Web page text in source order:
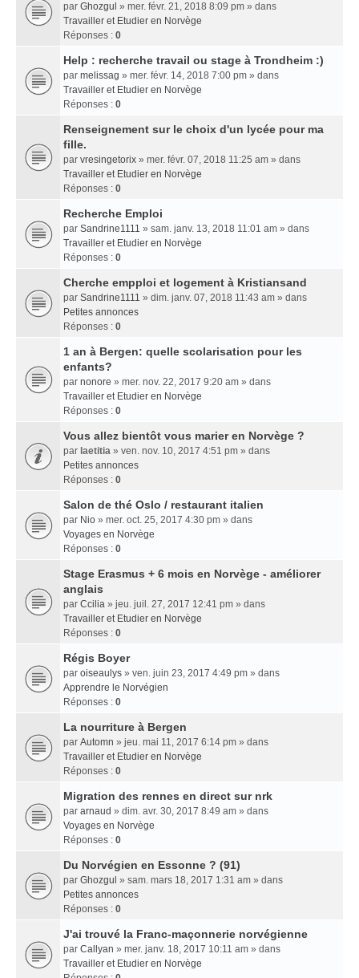
par Ghozgul » mer. févr. 21, 2018 8:09 pm » dans
Travailler et Etudier en Norvège
Réponses : 0
Help : recherche travail ou stage à Trondheim :)
par melissag » mer. févr. 14, 2018 7:00 pm » dans
Travailler et Etudier en Norvège
Réponses : 0
Renseignement sur le choix d'un lycée pour ma
fille.
par vresingetorix » mer. févr. 07, 2018 11:25 am » dans
Travailler et Etudier en Norvège
Réponses : 0
Recherche Emploi
par Sandrine1111 » sam. janv. 13, 2018 11:01 am » dans
Travailler et Etudier en Norvège
Réponses : 0
Cherche empploi et logement à Kristiansand
par Sandrine1111 » dim. janv. 07, 2018 11:43 am » dans
Petites annonces
Réponses : 0
1 an à Bergen: quelle scolarisation pour les
enfants?
par nonore » mer. nov. 22, 2017 9:20 am » dans
Travailler et Etudier en Norvège
Réponses : 0
Vous allez bientôt vous marier en Norvège ?
par laetitia » ven. nov. 10, 2017 4:51 pm » dans
Petites annonces
Réponses : 0
Salon de thé Oslo / restaurant italien
par Nio » mer. oct. 25, 2017 4:30 pm » dans
Voyages en Norvège
Réponses : 0
Stage Erasmus + 6 mois en Norvège - améliorer
anglais
par Ccilia » jeu. juil. 27, 2017 12:41 pm » dans
Travailler et Etudier en Norvège
Réponses : 0
Régis Boyer
par oiseaulys » ven. juin 23, 2017 4:49 pm » dans
Apprendre le Norvégien
Réponses : 0
La nourriture à Bergen
par Automn » jeu. mai 11, 2017 6:14 pm » dans
Travailler et Etudier en Norvège
Réponses : 0
Migration des rennes en direct sur nrk
par arnaud » dim. avr. 30, 2017 8:49 am » dans
Voyages en Norvège
Réponses : 0
Du Norvégien en Essonne ? (91)
par Ghozgul » sam. mars 18, 2017 1:31 am » dans
Petites annonces
Réponses : 0
J'ai trouvé la Franc-maçonnerie norvégienne
par Callyan » mer. janv. 18, 2017 10:11 am » dans
Travailler et Etudier en Norvège